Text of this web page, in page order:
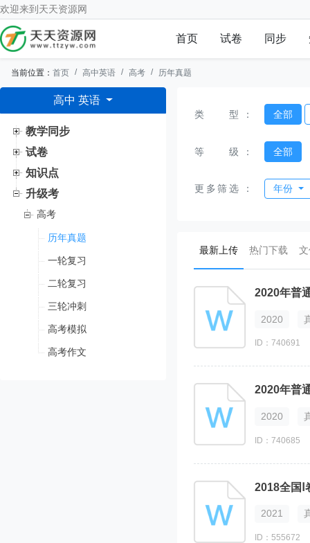
欢迎来到 天天资源网
首页 试卷 同步
当前位置： 首页 高中英语 高考 历年真题
高中 英语
教学同步
试卷
知识点
升级考
高考
历年真题
一轮复习
二轮复习
三轮冲刺
高考模拟
高考作文
类型 ： 全部
等级 ： 全部
更多筛选 ： 年份
最新上传(current)
热门下载
2020年普
2020
ID：740691
2020年普
2020
ID：740685
2018全国Ⅰ
2021
ID：555672